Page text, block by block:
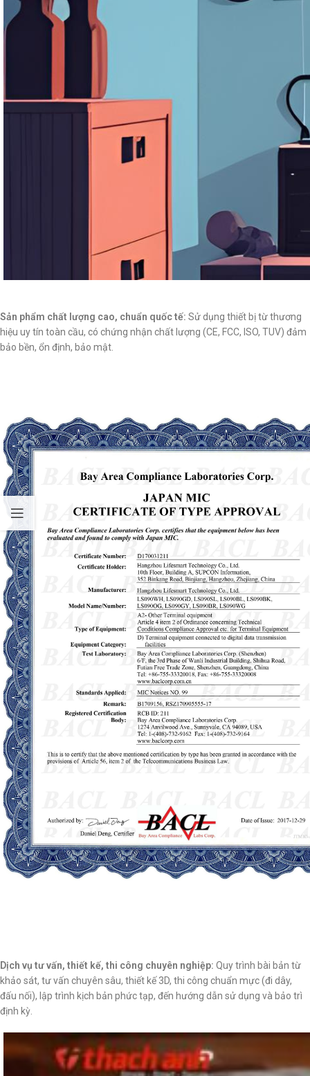
Sản phẩm chất lượng cao, chuẩn quốc tế: Sử dụng thiết bị từ thương
hiệu uy tín toàn cầu, có chứng nhận chất lượng (CE, FCC, ISO, TUV) đảm
bảo bền, ổn định, bảo mật.
Dịch vụ tư vấn, thiết kế, thi công chuyên nghiệp: Quy trình bài bản từ
khảo sát, tư vấn chuyên sâu, thiết kế 3D, thi công chuẩn mực (đi dây,
đấu nối), lập trình kịch bản phức tạp, đến hướng dẫn sử dụng và bảo trì
định kỳ.